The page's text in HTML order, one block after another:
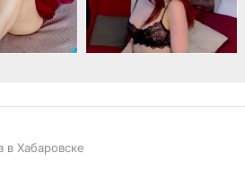
в Хабаровске